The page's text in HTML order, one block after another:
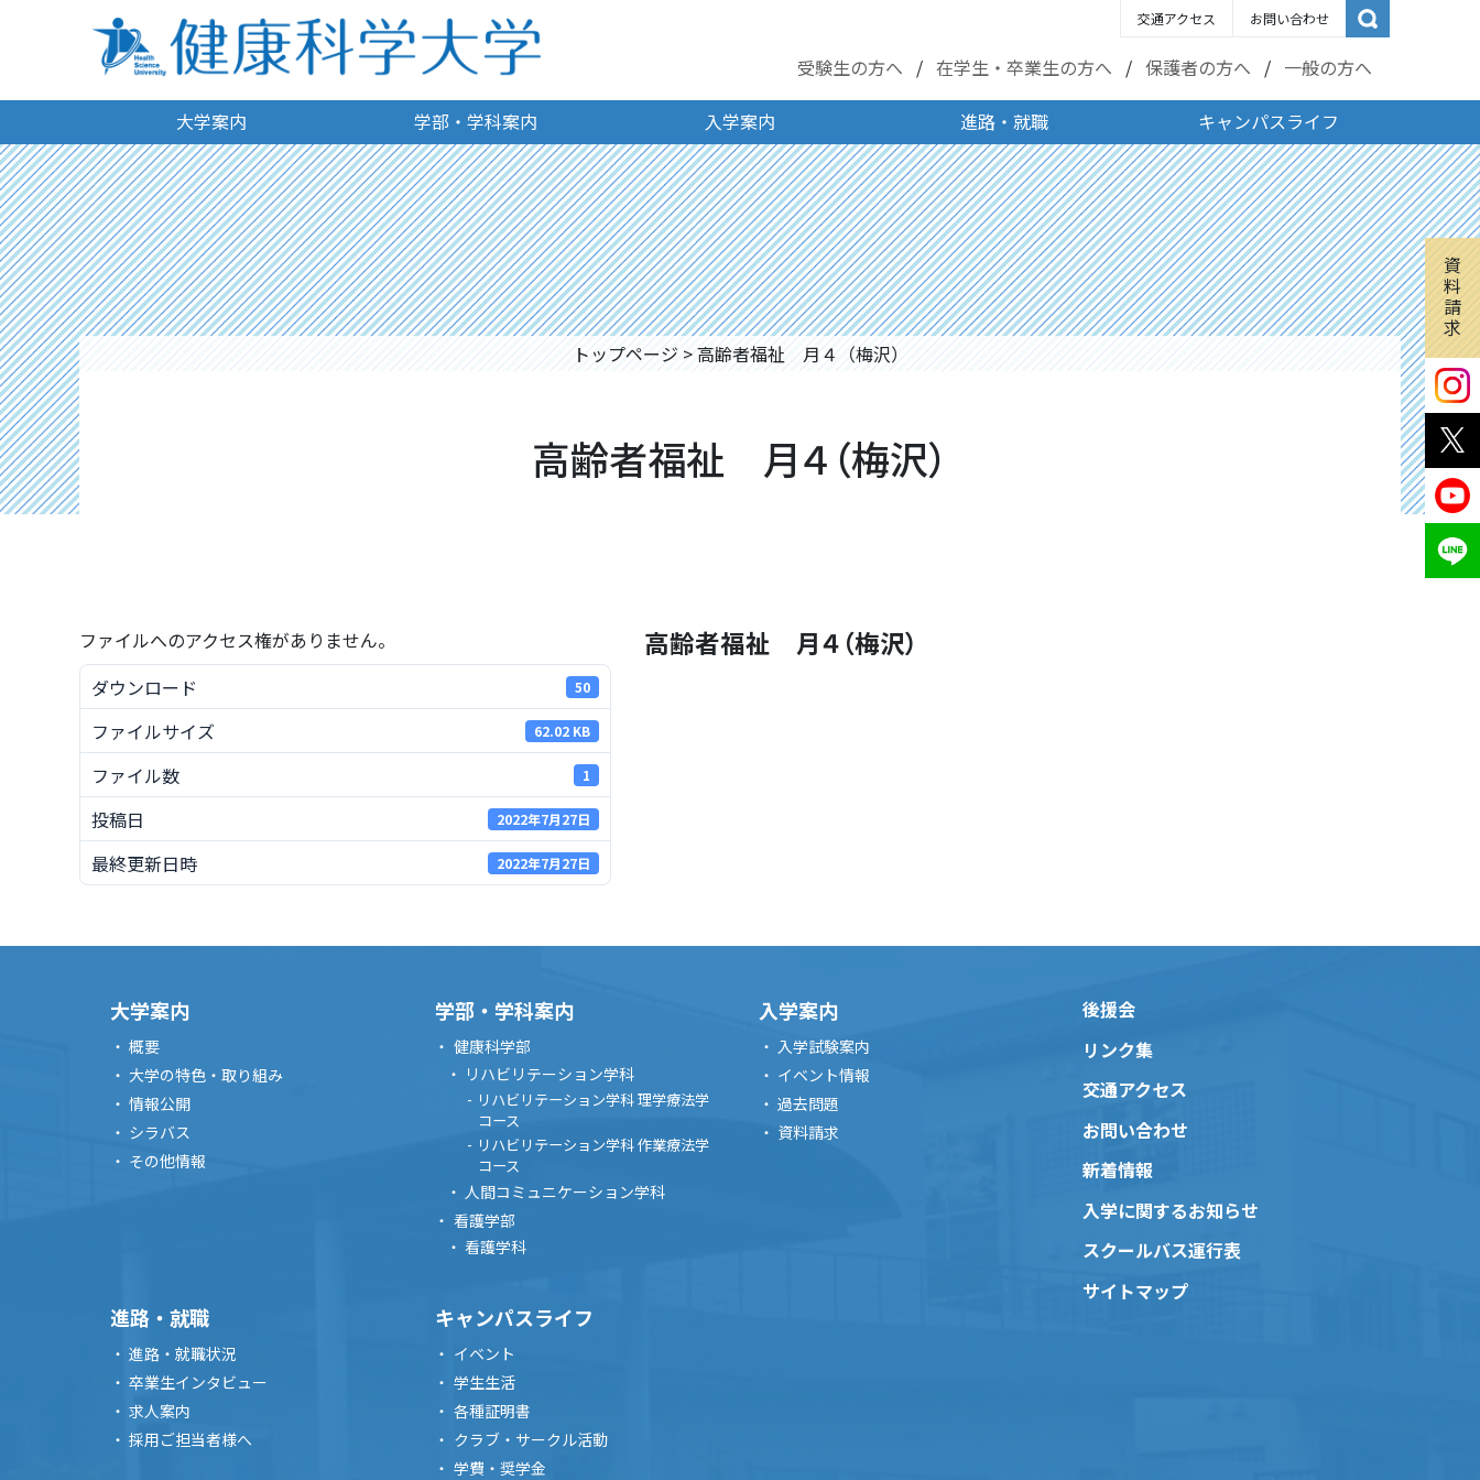
資
料
請
求
交通アクセス お問い合わせ
受験生の方へ 在学生・卒業生の方へ 保護者の方へ 一般の方へ
大学案内 学部・学科案内 入学案内 進路・就職 キャンパスライフ
トップページ>高齢者福祉 月４（梅沢）
高齢者福祉 月４（梅沢）
ファイルへのアクセス権がありません。
ダウンロード
50
ファイルサイズ 62.02 KB
ファイル数 1
投稿日 2022年7月27日
最終更新日時 2022年7月27日
高齢者福祉 月４（梅沢）
大学案内
概要
大学の特色・取り組み
情報公開
シラバス
その他情報
学部・学科案内
健康科学部
リハビリテーション学科
リハビリテーション学科 理学療法学
コース
リハビリテーション学科 作業療法学
コース
人間コミュニケーション学科
看護学部
看護学科
入学案内
入学試験案内
イベント情報
過去問題
資料請求
進路・就職
進路・就職状況
卒業生インタビュー
求人案内
採用ご担当者様へ
キャンパスライフ
イベント
学生生活
各種証明書
クラブ・サークル活動
学費・奨学金
後援会
リンク集
交通アクセス
お問い合わせ
新着情報
入学に関するお知らせ
スクールバス運行表
サイトマップ